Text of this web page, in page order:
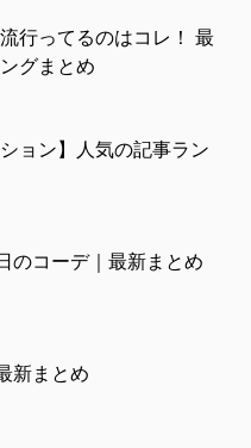
行ってるのはコレ！ 最
グまとめ
ョン】人気の記事ラン
のコーデ｜最新まとめ
新まとめ